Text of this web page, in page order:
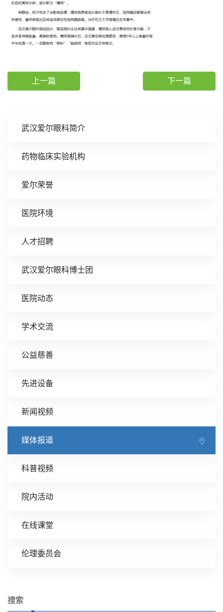
武汉爱尔眼科简介
药物临床实验机构
爱尔荣誉
医院环境
人才招聘
武汉爱尔眼科博士团
医院动态
学术交流
公益慈善
先进设备
新闻视频
媒体报道
科普视频
院内活动
在线课堂
伦理委员会
搜索
上一篇 下一篇